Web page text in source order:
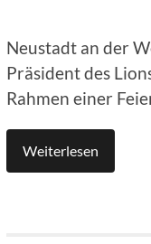
Neustadt an der
Präsident des
Rahmen einer
Weiterlesen